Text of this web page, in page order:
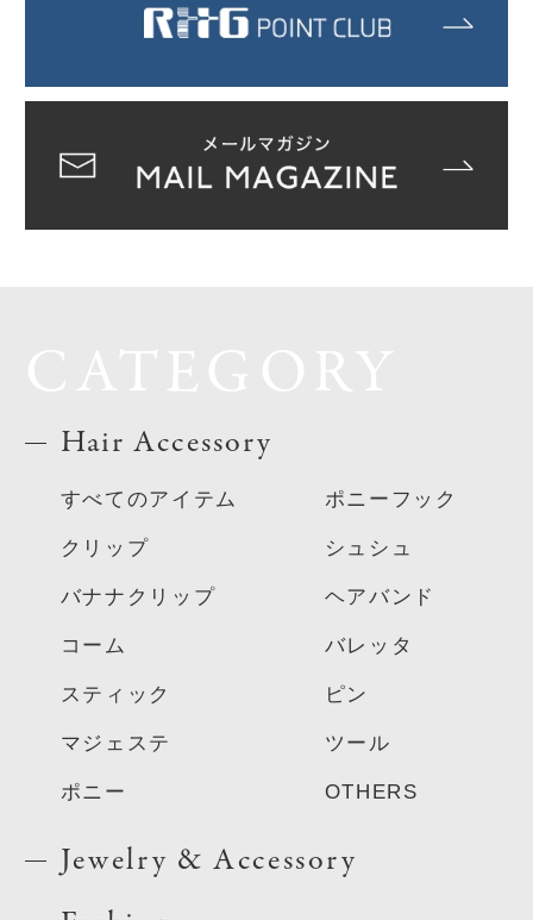
Hair Accessory
すべてのアイテム
クリップ
バナナクリップ
コーム
スティック
マジェステ
ポニー
ポニーフック
シュシュ
ヘアバンド
バレッタ
ピン
ツール
OTHERS
Jewelry & Accessory